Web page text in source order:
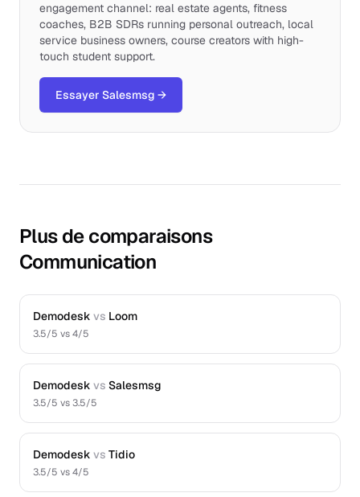
engagement channel: real estate agents, fitness
coaches, B2B SDRs running personal outreach, local
service business owners, course creators with high-
touch student support.
Essayer Salesmsg →
Plus de comparaisons
Communication
Demodesk vs Loom
3.5/5 vs4/5
Demodesk vs Salesmsg
3.5/5 vs3.5/5
Demodesk vs Tidio
3.5/5 vs4/5